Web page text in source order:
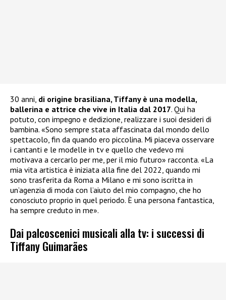
30 anni, di origine brasiliana, Tiffany è una modella,
ballerina e attrice che vive in Italia dal 2017. Qui ha
potuto, con impegno e dedizione, realizzare i suoi desideri di
bambina. «Sono sempre stata affascinata dal mondo dello
spettacolo, fin da quando ero piccolina. Mi piaceva osservare
i cantanti e le modelle in tv e quello che vedevo mi
motivava a cercarlo per me, per il mio futuro» racconta. «La
mia vita artistica è iniziata alla fine del 2022, quando mi
sono trasferita da Roma a Milano e mi sono iscritta in
un’agenzia di moda con l’aiuto del mio compagno, che ho
conosciuto proprio in quel periodo. È una persona fantastica,
ha sempre creduto in me».
Dai palcoscenici musicali alla tv: i successi di
Tiffany Guimarães